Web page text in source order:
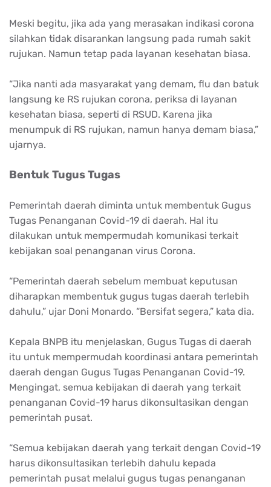
Meski begitu, jika ada yang merasakan indikasi corona
silahkan tidak disarankan langsung pada rumah sakit
rujukan. Namun tetap pada layanan kesehatan biasa.
“Jika nanti ada masyarakat yang demam, flu dan batuk
langsung ke RS rujukan corona, periksa di layanan
kesehatan biasa, seperti di RSUD. Karena jika
menumpuk di RS rujukan, namun hanya demam biasa,”
ujarnya.
Bentuk Tugus Tugas
Pemerintah daerah diminta untuk membentuk Gugus
Tugas Penanganan Covid-19 di daerah. Hal itu
dilakukan untuk mempermudah komunikasi terkait
kebijakan soal penanganan virus Corona.
“Pemerintah daerah sebelum membuat keputusan
diharapkan membentuk gugus tugas daerah terlebih
dahulu,” ujar Doni Monardo. “Bersifat segera,” kata dia.
Kepala BNPB itu menjelaskan, Gugus Tugas di daerah
itu untuk mempermudah koordinasi antara pemerintah
daerah dengan Gugus Tugas Penanganan Covid-19.
Mengingat, semua kebijakan di daerah yang terkait
penanganan Covid-19 harus dikonsultasikan dengan
pemerintah pusat.
“Semua kebijakan daerah yang terkait dengan Covid-19
harus dikonsultasikan terlebih dahulu kepada
pemerintah pusat melalui gugus tugas penanganan